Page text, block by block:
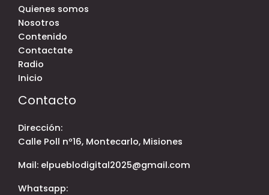
Quienes somos
Nosotros
Contenido
Contactate
Radio
Inicio
Contacto
Dirección:
Calle Poll nº16, Montecarlo, Misiones
Mail: elpueblodigital2025@gmail.com
Whatsapp: